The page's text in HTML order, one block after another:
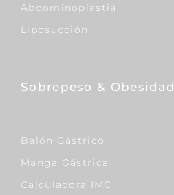
Abdominoplastia
Liposucción
Sobrepeso & Obesidad
Balón Gástrico
Manga Gástrica
Calculadora IMC